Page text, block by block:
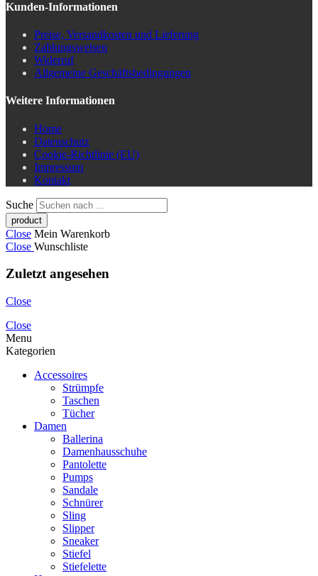
Kunden-Informationen
Preise, Versandkosten und Lieferung
Zahlungsweisen
Widerruf
Allgemeine Geschäftsbedingungen
Weitere Informationen
Home
Datenschutz
Cookie-Richtlinie (EU)
Impressum
Kontakt
Suche
Close Mein Warenkorb
Close Wunschliste
Zuletzt angesehen
Close
Close
Menu
Kategorien
Accessoires
Strümpfe
Taschen
Tücher
Damen
Ballerina
Damenhausschuhe
Pantolette
Pumps
Sandale
Schnürer
Sling
Slipper
Sneaker
Stiefel
Stiefelette